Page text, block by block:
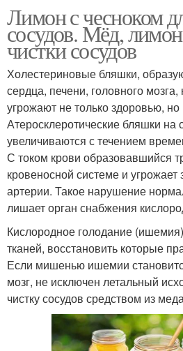
Лимон с чесноком
сосудов. Мёд,
чистки сосудов
Холестериновые бляшки,
сердца, печени, головного
угрожают не только здоровью,
Атеросклеротические бляшки на
увеличиваются с течением
С током крови образовавшийся
кровеносной системе и угрожает
артерии. Такое нарушение
лишает орган снабжения
Кислородное голодание
тканей, восстановить которые
Если мишенью ишемии
мозг, не исключен летальный
чистку сосудов средством из